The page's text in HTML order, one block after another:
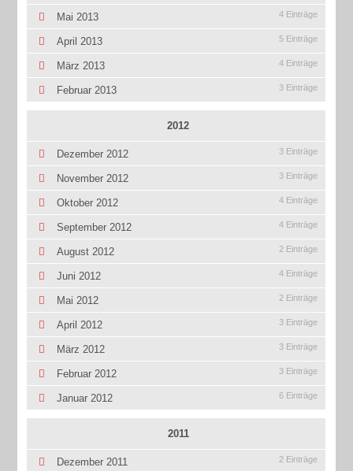
Mai 2013 4 Einträge
April 2013 5 Einträge
März 2013 4 Einträge
Februar 2013 3 Einträge
2012
Dezember 2012 3 Einträge
November 2012 3 Einträge
Oktober 2012 4 Einträge
September 2012 4 Einträge
August 2012 2 Einträge
Juni 2012 4 Einträge
Mai 2012 2 Einträge
April 2012 3 Einträge
März 2012 3 Einträge
Februar 2012 3 Einträge
Januar 2012 6 Einträge
2011
Dezember 2011 2 Einträge